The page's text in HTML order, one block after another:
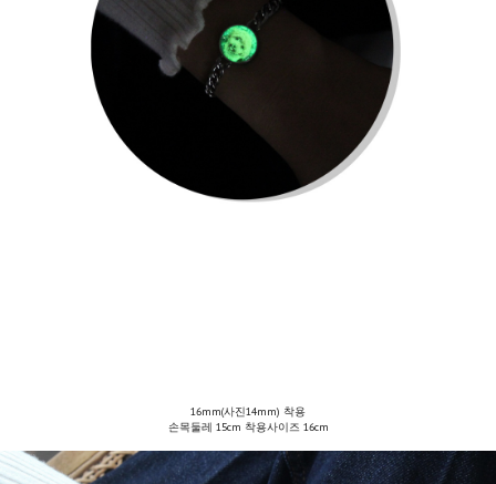
16mm(사진14mm) 착용
손목둘레 15cm 착용사이즈 16cm